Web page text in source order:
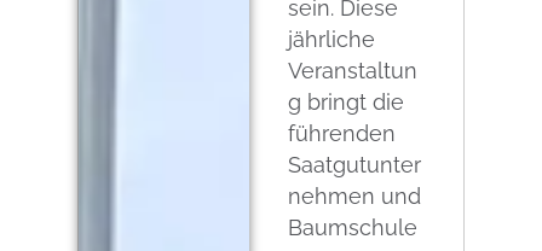
sein. Diese
jährliche
Veranstaltun
g bringt die
führenden
Saatgutunter
nehmen und
Baumschule